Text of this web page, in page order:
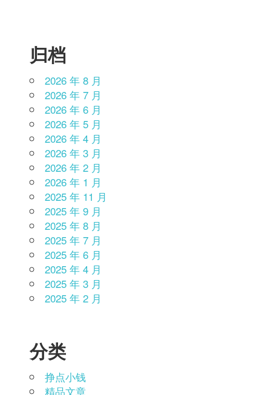
归档
2026 年 8 月
2026 年 7 月
2026 年 6 月
2026 年 5 月
2026 年 4 月
2026 年 3 月
2026 年 2 月
2026 年 1 月
2025 年 11 月
2025 年 9 月
2025 年 8 月
2025 年 7 月
2025 年 6 月
2025 年 4 月
2025 年 3 月
2025 年 2 月
分类
挣点小钱
精品文章